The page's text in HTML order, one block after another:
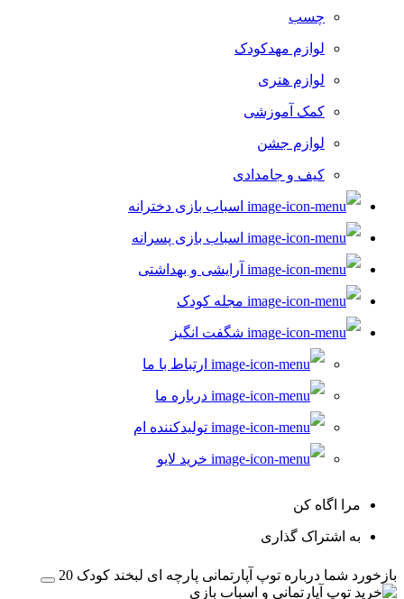
چسب
لوازم مهدکودک
لوازم هنری
کمک آموزشی
لوازم جشن
کیف و جامدادی
اسباب بازی دخترانه
اسباب بازی پسرانه
آرایشی و بهداشتی
مجله کودک
شگفت انگیز
ارتباط با ما
درباره ما
تولیدکننده ام
خرید لایو
مرا اگاه کن
به اشتراک گذاری
بازخورد شما درباره توپ آپارتمانی پارچه ای لبخند کودک 20